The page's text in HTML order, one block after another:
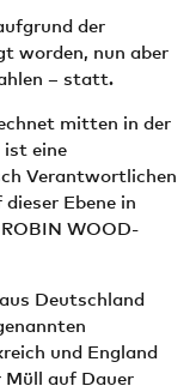
der
worden, nun aber
– statt.
mitten in der
ist eine
Verantwortlichen
Ebene in
WOOD-
Deutschland
und England
auf Dauer